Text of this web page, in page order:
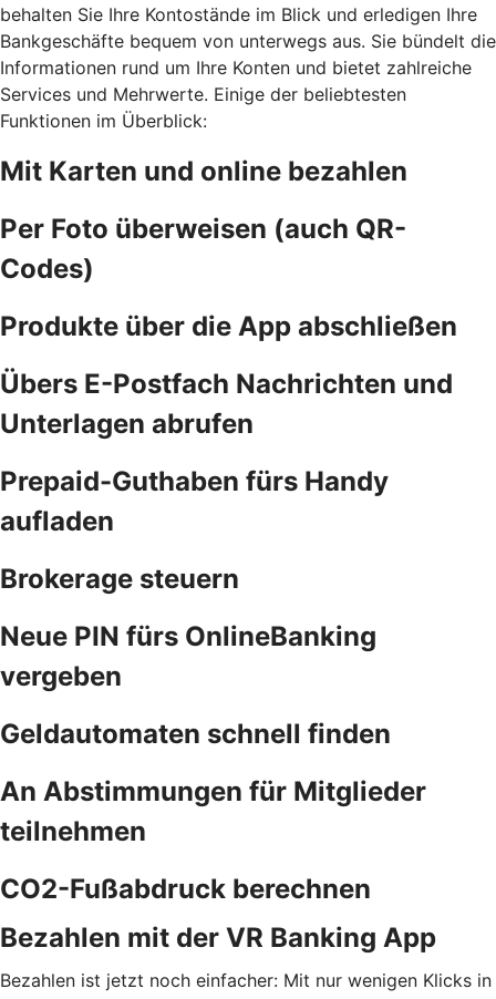
behalten Sie Ihre Kontostände im Blick und erledigen Ihre
Bankgeschäfte bequem von unterwegs aus. Sie bündelt die
Informationen rund um Ihre Konten und bietet zahlreiche
Services und Mehrwerte. Einige der beliebtesten
Funktionen im Überblick:
Mit Karten und online bezahlen
Per Foto überweisen (auch QR-
Codes)
Produkte über die App abschließen
Übers E-Postfach Nachrichten und
Unterlagen abrufen
Prepaid-Guthaben fürs Handy
aufladen
Brokerage steuern
Neue PIN fürs OnlineBanking
vergeben
Geldautomaten schnell finden
An Abstimmungen für Mitglieder
teilnehmen
CO2-Fußabdruck berechnen
Bezahlen mit der VR Banking App
Bezahlen ist jetzt noch einfacher: Mit nur wenigen Klicks in